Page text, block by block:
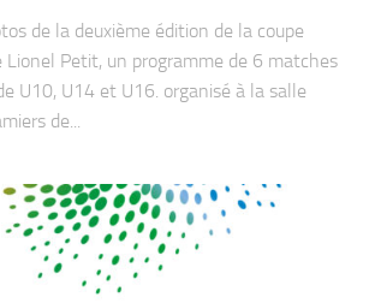
de la deuxième édition de la coupe
Lionel Petit, un programme de 6 matches
U10, U14 et U16. organisé à la salle
de...